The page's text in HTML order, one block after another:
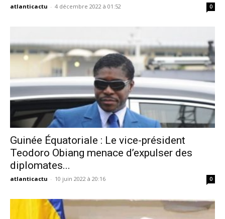
atlanticactu - 4 décembre 2022 à 01:52 0
Guinée Équatoriale : Le vice-président
Teodoro Obiang menace d’expulser des
diplomates...
atlanticactu - 10 juin 2022 à 20:16 0